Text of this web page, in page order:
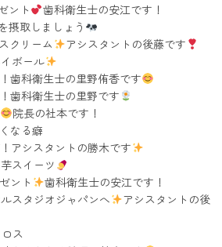
ント
歯科衛生士の安江です！
摂取しましょう
クリーム
アシスタントの後藤です
ボール
歯科衛生士の里野侑香です
歯科衛生士の里野です
院長の社本です！
なる癖
アシスタントの勝木です
スイーツ
ント
歯科衛生士の安江です！
スタジオジャパンへ
アシスタントの後
ス